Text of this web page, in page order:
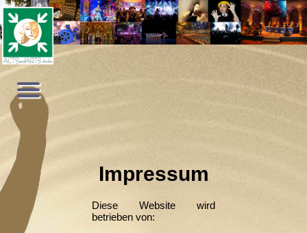
Impressum
Diese Website wird
betrieben von: